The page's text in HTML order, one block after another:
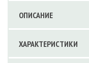
ОПИСАНИЕ
ХАРАКТЕРИСТИКИ